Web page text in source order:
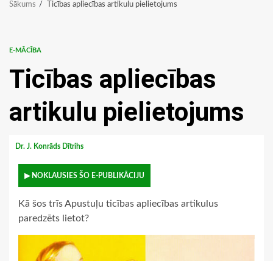
Sākums Ticības apliecības artikulu pielietojums
E-MĀCĪBA
Ticības apliecības
artikulu pielietojums
Dr. J. Konrāds Dītrihs
▶ NOKLAUSIES ŠO E-PUBLIKĀCIJU
Kā šos trīs Apustuļu ticības apliecības artikulus
paredzēts lietot?